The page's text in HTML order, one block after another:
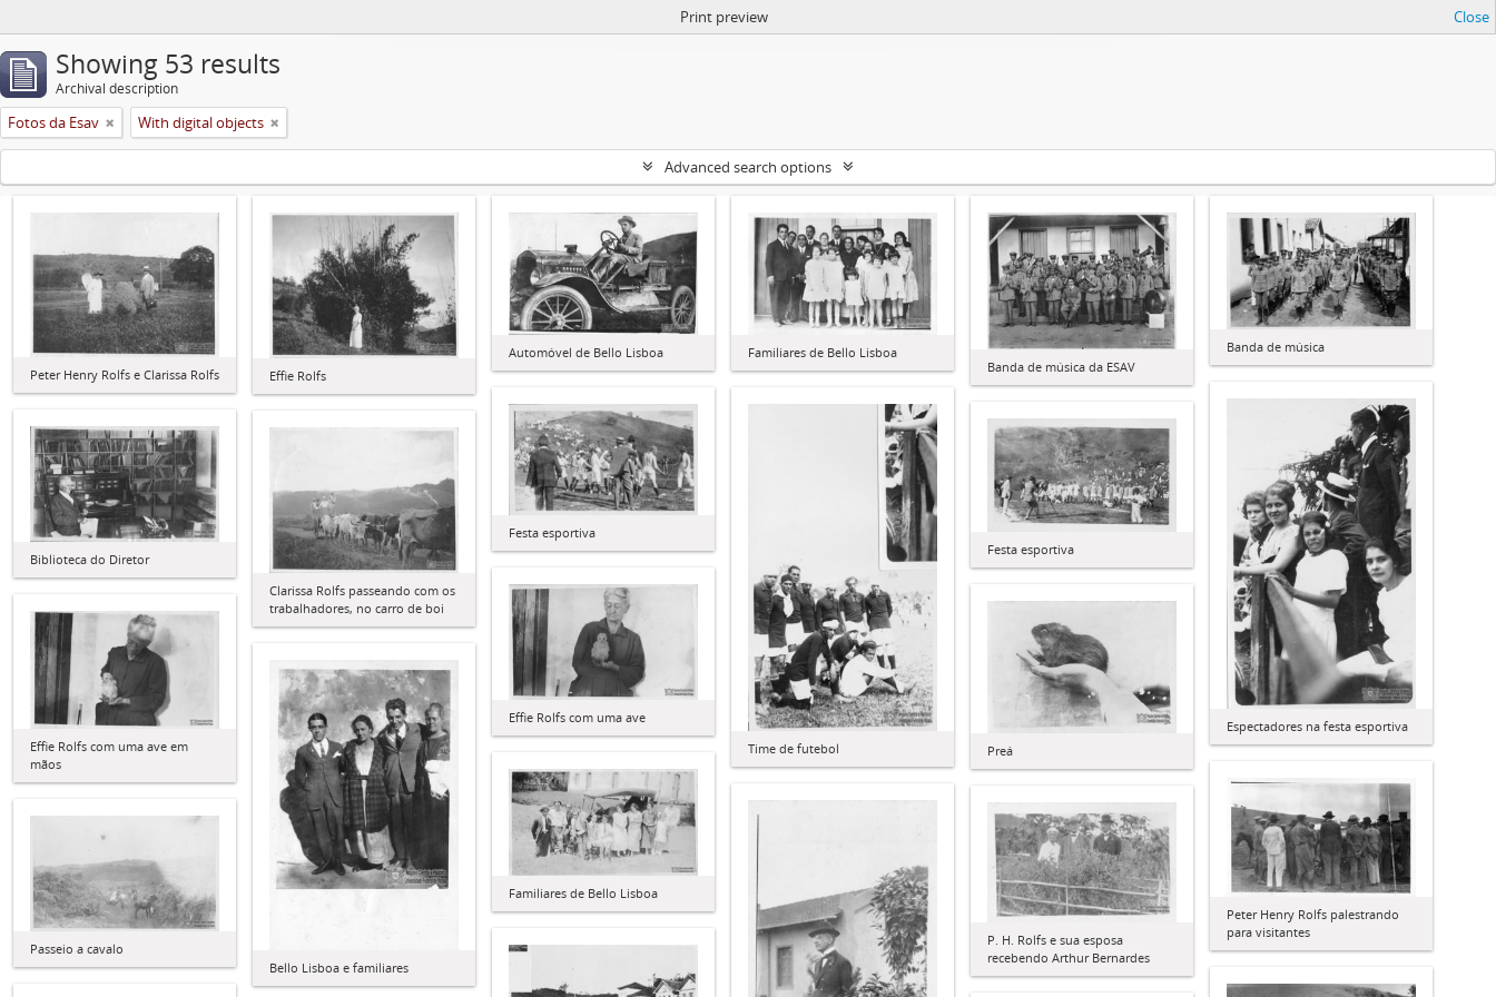
Print preview Close
Showing 53 results
Archival description
Fotos da Esav With digital objects
Advanced search options
Peter Henry Rolfs e Clarissa Rolfs Effie Rolfs
Automóvel de Bello Lisboa
Familiares de Bello Lisboa
Banda de música da ESAV
Banda de música
Espectadores na festa esportiva
Time de futebol
Festa esportiva
Festa esportiva
Biblioteca do Diretor
Clarissa Rolfs passeando com os
trabalhadores, no carro de boi
Effie Rolfs com uma ave
Preá
Effie Rolfs com uma ave em
mãos
Bello Lisboa e familiares
Familiares de Bello Lisboa
Peter Henry Rolfs palestrando
para visitantes
P. H. Rolfs e sua esposa
recebendo Arthur Bernardes
Passeio a cavalo